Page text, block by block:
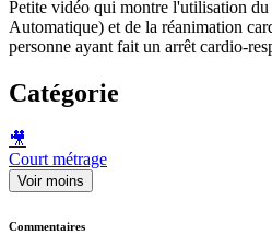
Petite vidéo qui montre l'utilisation
Automatique) et de la réanimation
personne ayant fait un arrêt cardio-
Catégorie
🎥
Court métrage
Voir moins
Commentaires